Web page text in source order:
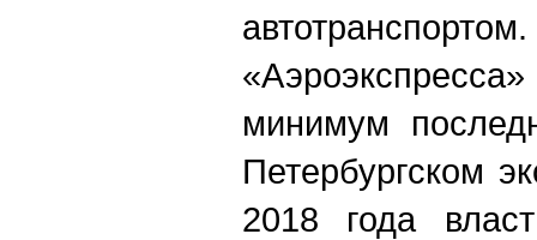
минимум
Петербургском
2018 года